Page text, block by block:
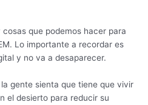
que podemos hacer para
Lo importante a recordar es
y no va a desaparecer.
gente sienta que tiene que vivir
el desierto para reducir su